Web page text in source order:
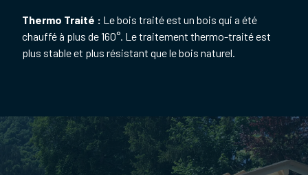
Thermo Traité : Le bois traité est un bois qui a été
chauffé à plus de 160°. Le traitement thermo-traité est
plus stable et plus résistant que le bois naturel.